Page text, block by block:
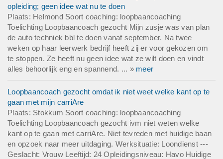
opleiding; geen idee wat nu te doen
Plaats: Helmond Soort coaching: loopbaancoaching
Toelichting Loopbaancoach gezocht Mijn zusje was van plan
de auto techniek bbl te doen vanaf september. Na twee
weken op haar leerwerk bedrijf heeft zij er voor gekozen om
te stoppen. Ze heeft nu geen idee wat ze wilt doen en vindt
alles behoorlijk eng en spannend. ... » meer
Loopbaancoach gezocht omdat ik niet weet welke kant op te
gaan met mijn carriAre
Plaats: Stokkum Soort coaching: loopbaancoaching
Toelichting Loopbaancoach gezocht ivm niet weten welke
kant op te gaan met carriAre. Niet tevreden met huidige baan
en opzoek naar meer uitdaging. Werksituatie: Loondienst ---
Geslacht: Vrouw Leeftijd: 24 Opleidingsniveau: Havo Huidige